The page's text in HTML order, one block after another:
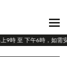
至 下午6時，如需